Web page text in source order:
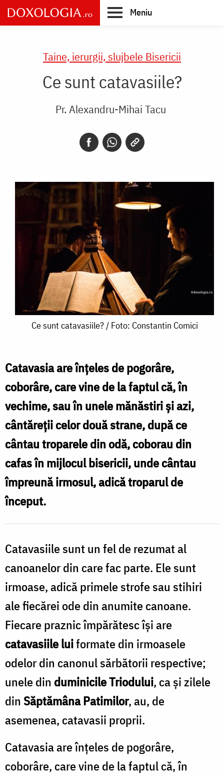
Skip
to
main
Meniu
Taine, ierurgii, slujbele Bisericii
Ce sunt catavasiile?
Pr. Alexandru-Mihai Tacu
/
Foto:
Constantin
Comici
Ce sunt catavasiile? / Foto: Constantin Comici
Catavasia are înțeles de pogorâre,
coborâre, care vine de la faptul că, în
vechime, sau în unele mănăstiri și azi,
cântăreții celor două strane, după ce
cântau troparele din odă, coborau din
cafas în mijlocul bisericii, unde cântau
împreună irmosul, adică troparul de
început.
Catavasiile sunt un fel de rezumat al
canoanelor din care fac parte. Ele sunt
irmoase, adică primele strofe sau stihiri
ale fiecărei ode din anumite canoane.
Fiecare praznic împărătesc își are
catavasiile luiformate din irmoasele
odelor din canonul sărbătorii respective;
unele din duminicile Triodului, ca și zilele
din Săptămâna Patimilor, au, de
asemenea, catavasii proprii.
Catavasia are înțeles de pogorâre,
coborâre, care vine de la faptul că, în